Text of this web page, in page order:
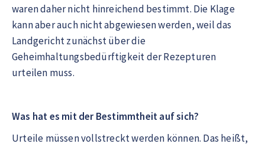
waren daher nicht hinreichend bestimmt. Die Klage
kann aber auch nicht abgewiesen werden, weil das
Landgericht zunächst über die
Geheimhaltungsbedürftigkeit der Rezepturen
urteilen muss.
Was hat es mit der Bestimmtheit auf sich?
Urteile müssen vollstreckt werden können. Das heißt,